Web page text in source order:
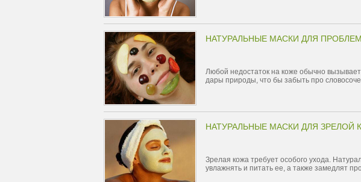
НАТУРАЛЬНЫЕ МАСКИ ДЛЯ
Любой недостаток на коже обычно
дары природы, что бы забыть про
НАТУРАЛЬНЫЕ МАСКИ ДЛЯ ЗРЕЛОЙ
Зрелая кожа требует особого ухода.
увлажнять и питать ее, а также замедлят